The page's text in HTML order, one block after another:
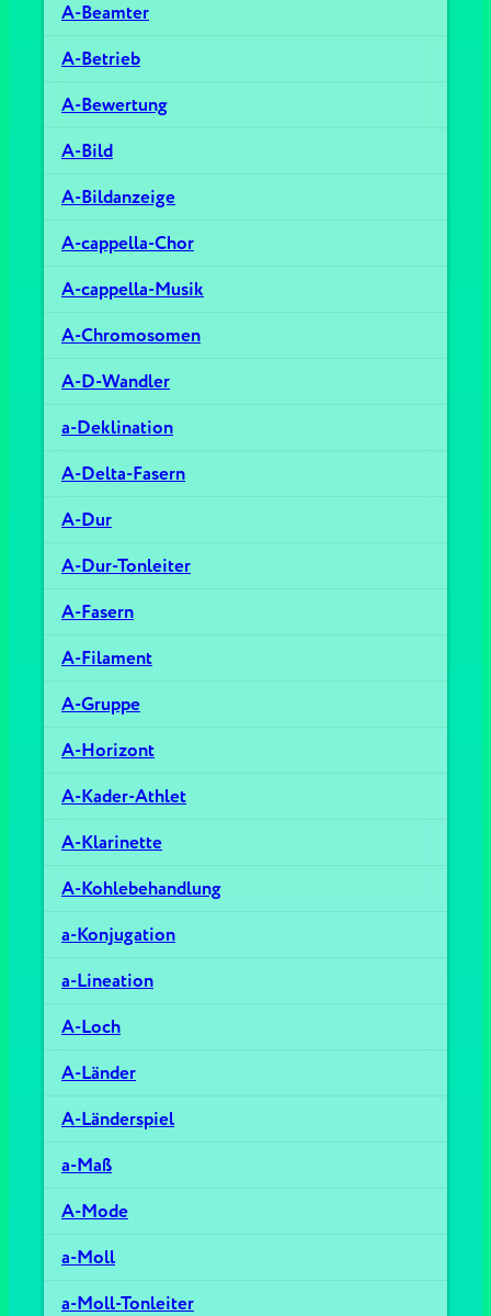
A-Beamter
A-Betrieb
A-Bewertung
A-Bild
A-Bildanzeige
A-cappella-Chor
A-cappella-Musik
A-Chromosomen
A-D-Wandler
a-Deklination
A-Delta-Fasern
A-Dur
A-Dur-Tonleiter
A-Fasern
A-Filament
A-Gruppe
A-Horizont
A-Kader-Athlet
A-Klarinette
A-Kohlebehandlung
a-Konjugation
a-Lineation
A-Loch
A-Länder
A-Länderspiel
a-Maß
A-Mode
a-Moll
a-Moll-Tonleiter